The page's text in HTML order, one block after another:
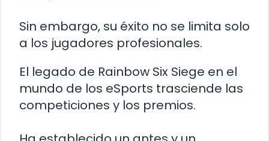
Sin embargo, su éxito no se limita solo
a los jugadores profesionales.
El legado de Rainbow Six Siege en el
mundo de los eSports trasciende las
competiciones y los premios.